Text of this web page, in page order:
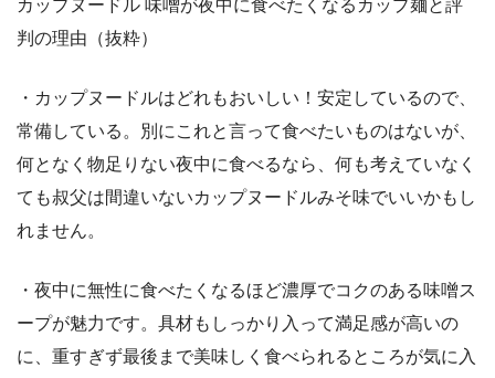
カップヌードル 味噌が夜中に食べたくなるカップ麺と評
判の理由（抜粋）
・カップヌードルはどれもおいしい！安定しているので、
常備している。別にこれと言って食べたいものはないが、
何となく物足りない夜中に食べるなら、何も考えていなく
ても叔父は間違いないカップヌードルみそ味でいいかもし
れません。
・夜中に無性に食べたくなるほど濃厚でコクのある味噌ス
ープが魅力です。具材もしっかり入って満足感が高いの
に、重すぎず最後まで美味しく食べられるところが気に入